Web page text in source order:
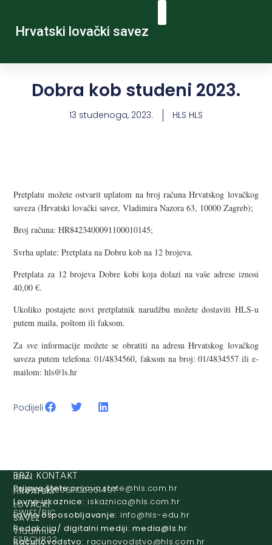
Hrvatski lovački savez
Dobra kob studeni 2023.
13 studenoga, 2023. HLS HLS
Pretplatu možete ostvarit uplatom na broj računa Hrvatskog lovačkog
saveza (Hrvatski lovački savez, Vladimira Nazora 63, 10000 Zagreb);
Broj računa: HR8423400091100010145;
Svrha uplate: Pretplata na Dobru kob na 12 brojeva.
Pretplata za 12 brojeva Dobre kobi koja dolazi na vaše adrese iznosi
40,00 €.
Ukoliko postajete novi pretplatnik narudžbu možete dostaviti HLS-u
putem maila, poštom ili faksom.
Za sve informacije možete se obratiti na adresu Hrvatskog lovačkog
saveza putem telefona: 01/4834560, faksom na broj: 01/4834557 ili e-
mailom:
rh.sl
@slh
Podijeli
HRVATSKI
LOVAČKI
SAVEZ
Vladimira
IBAN:
HR8124020061100501497
SWIFT/BIC
:
ESBCHR22
BRZI KONTAKT
Prijava štete: rh.moc.slh
@etets.avajirp
Lovne iskaznice:
rh.moc.slh
@acinzaksi
Lovno osposobljavanje:
rh.ude-slh
@ofni
Redakcija/ digitalni mediji:
rh.sl
@aidem
Računovodstvo:
rh.moc.slh
@ovtsdovonucar